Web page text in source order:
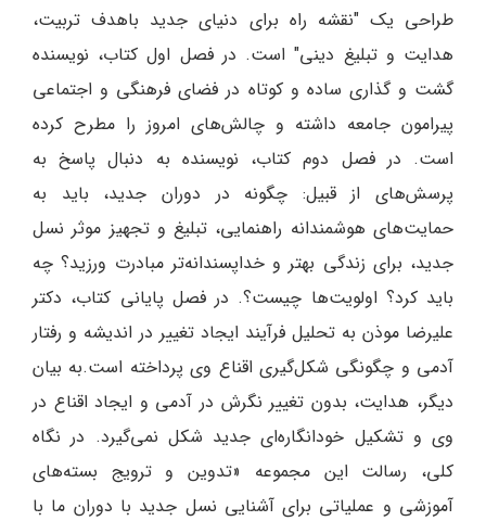
طراحی یک "نقشه راه برای دنیای جدید باهدف تربیت،
هدایت و تبلیغ دینی" است. در فصل اول کتاب، نویسنده
گشت و گذاری ساده و کوتاه در فضای فرهنگی و اجتماعی
پیرامون جامعه داشته و چالش‌های امروز را مطرح کرده
است. در فصل دوم کتاب، نویسنده به دنبال پاسخ به
پرسش‌های از قبیل: چگونه در دوران جدید، باید به
حمایت‌های هوشمندانه راهنمایی، تبلیغ و تجهیز موثر نسل
جدید، برای زندگی بهتر و خداپسندانه‌تر مبادرت ورزید؟ چه
باید کرد؟ اولویت‌ها چیست؟. در فصل پایانی کتاب، دکتر
علیرضا موذن به تحلیل فرآیند ایجاد تغییر در اندیشه و رفتار
آدمی و چگونگی شکل‌گیری اقناع وی پرداخته است.به بیان
دیگر، هدایت، بدون تغییر نگرش در آدمی و ایجاد اقناع در
وی و تشکیل خودانگاره‌ای جدید شکل نمی‌گیرد. در نگاه
کلی، رسالت این مجموعه «تدوین و ترویج بسته‌های
آموزشی و عملیاتی برای آشنایی نسل جدید با دوران ما با